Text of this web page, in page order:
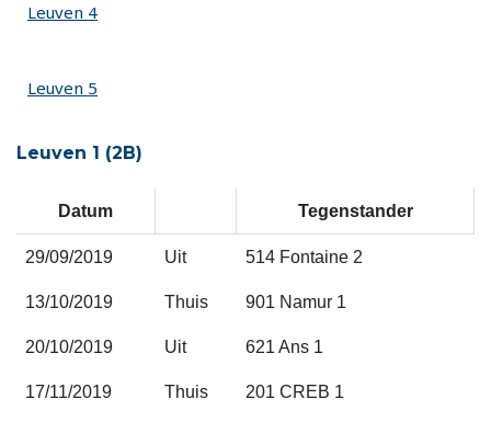
Leuven 4
Leuven 5
Leuven 1 (2B)
Datum Tegenstander
29/09/2019 Uit 514 Fontaine 2
13/10/2019 Thuis 901 Namur 1
20/10/2019 Uit 621 Ans 1
17/11/2019 Thuis 201 CREB 1